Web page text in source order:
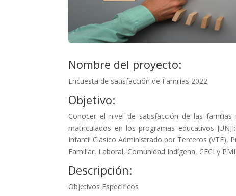
Nombre del proyecto:
Encuesta de satisfacción de Familias 2022
Objetivo:
Conocer el nivel de satisfacción de las
matriculados en los programas educativos
Infantil Clásico Administrado por Terceros (VTF),
Familiar, Laboral, Comunidad Indígena, CECI y
Descripción:
Objetivos Específicos